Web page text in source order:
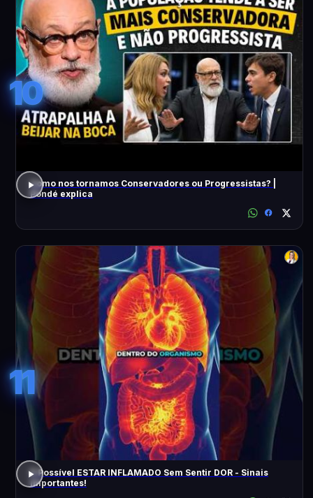
10
Como nos tornamos Conservadores ou Progressistas? |
Pondé explica
11
É Possível ESTAR INFLAMADO Sem Sentir DOR - Sinais
Importantes!